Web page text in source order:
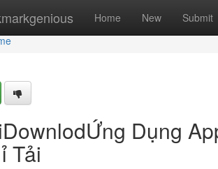
Home New Submit
Dụng
Tải